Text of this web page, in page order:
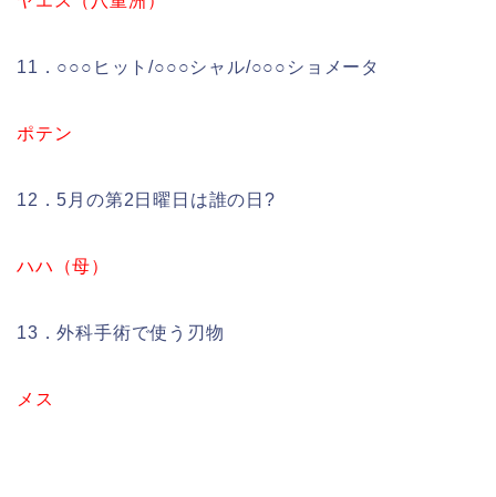
11．○○○ヒット/○○○シャル/○○○ショメータ
ポテン
12．5月の第2日曜日は誰の日?
ハハ（母）
13．外科手術で使う刃物
メス